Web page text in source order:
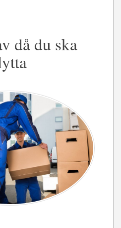
då du ska